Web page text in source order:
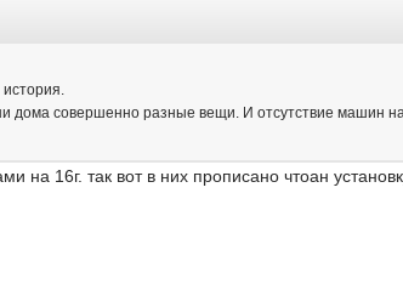
история.
дома совершенно разные вещи. И отсутствие машин
на 16г. так вот в них прописано чтоан